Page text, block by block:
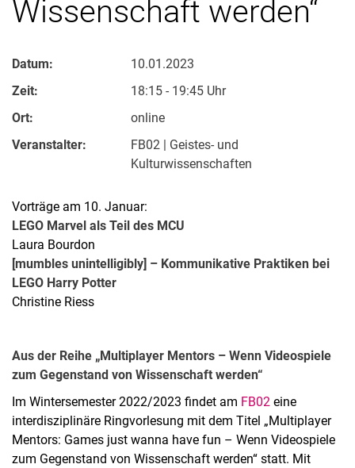
Wissenschaft werden“
Datum:
10.01.2023
Zeit:
18:15 - 19:45 Uhr
Ort:
online
Veranstalter:
FB02 | Geistes- und
Kulturwissenschaften
Vorträge am 10. Januar:
LEGO Marvel als Teil des MCU
Laura Bourdon
[mumbles unintelligibly] – Kommunikative Praktiken bei
LEGO Harry Potter
Christine Riess
Aus der Reihe „Multiplayer Mentors – Wenn Videospiele
zum Gegenstand von Wissenschaft werden“
Im Wintersemester 2022/2023 findet am FB02 eine
interdisziplinäre Ringvorlesung mit dem Titel „Multiplayer
Mentors: Games just wanna have fun – Wenn Videospiele
zum Gegenstand von Wissenschaft werden“ statt. Mit